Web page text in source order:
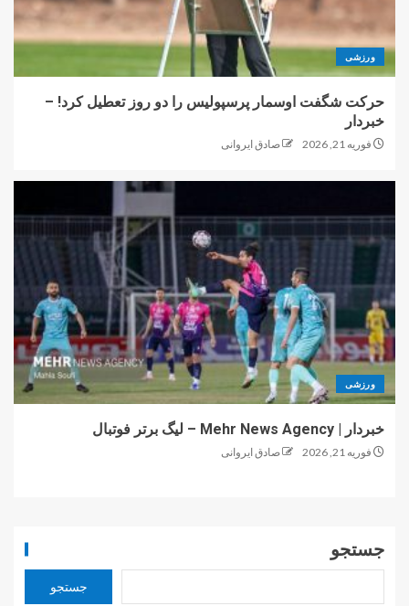
ورزشی
حرکت شگفت اوسمار پرسپولیس را دو روز تعطیل کرد! –
خبردار
فوریه 21, 2026 صادق ایروانی
ورزشی
خبردار | Mehr News Agency – لیگ برتر فوتبال
فوریه 21, 2026 صادق ایروانی
جستجو
جستجو